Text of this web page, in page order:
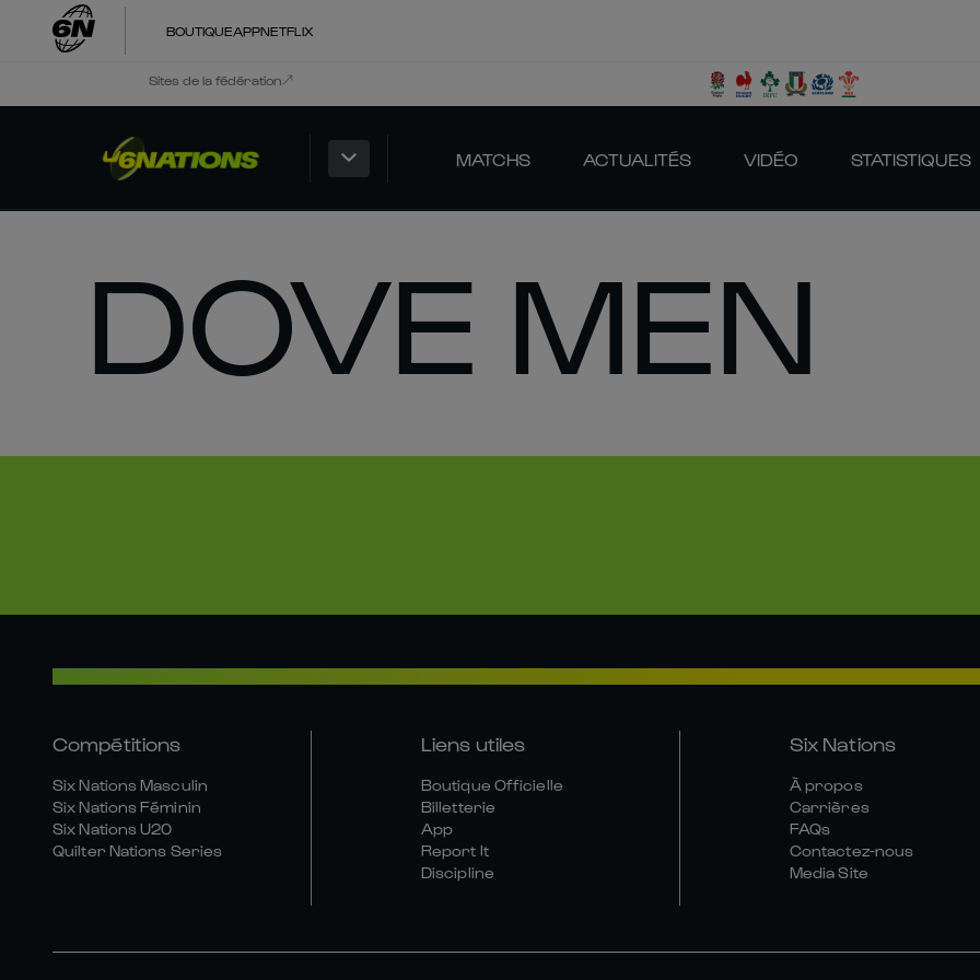
BOUTIQUEAPPNETFLIX
Sites de la fédération
MATCHS ACTUALITÉS VIDÉO STATISTIQUES
DOVE MEN
Compétitions
Six Nations Masculin
Six Nations Féminin
Six Nations U20
Quilter Nations Series
Liens utiles
Boutique Officielle
Billetterie
App
Report It
Discipline
Six Nations
À propos
Carrières
FAQs
Contactez-nous
Media Site